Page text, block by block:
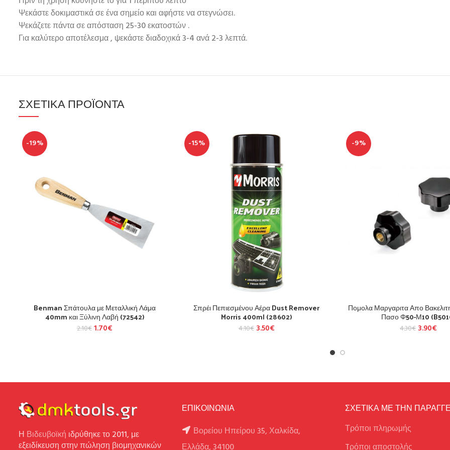
Ψεκάστε δοκιμαστικά σε ένα σημείο και αφήστε να στεγνώσει.
Ψεκάζετε πάντα σε απόσταση 25-30 εκατοστών .
Για καλύτερο αποτέλεσμα , ψεκάστε διαδοχικά 3-4 ανά 2-3 λεπτά.
ΣΧΕΤΙΚΆ ΠΡΟΪΌΝΤΑ
-19%
Benman Σπάτουλα με Μεταλλική Λάμα
40mm και Ξύλινη Λαβή (72542)
2.10€ 1.70€
-15%
Σπρέι Πεπιεσμένου Αέρα Dust Remover
Morris 400ml (28602)
4.10€ 3.50€
-9%
Πομολα Μαργαριτα Απο
Πασο Φ50-Μ10
4.30€ 3.90€
Η Βιδευβοϊκή ιδρύθηκε το 2011, με
εξειδίκευση στην πώληση βιομηχανικών
ΕΠΙΚΟΙΝΩΝΙΑ
Βορείου Ηπείρου 35, Χαλκίδα,
ΣΧΕΤΙΚΑ ΜΕ ΤΗΝ
Τρόποι πληρωμής